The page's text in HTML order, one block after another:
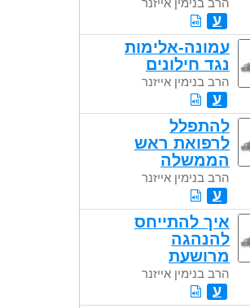
הרב בנימין אייזנר
ע
עמונה-אלימות
נגד חילונים
הרב בנימין אייזנר
ע
להתפלל
לרפואת ראש
הממשלה
הרב בנימין אייזנר
ע
איך להתייחס
להנהגה
מרושעת
הרב בנימין אייזנר
ע